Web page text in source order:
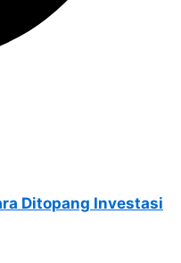
Ditopang Investasi